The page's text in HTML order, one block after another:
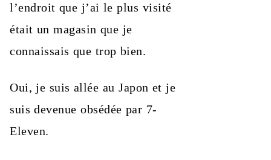
l’endroit que j’ai le plus visité
était un magasin que je
connaissais que trop bien.
Oui, je suis allée au Japon et je
suis devenue obsédée par 7-
Eleven.